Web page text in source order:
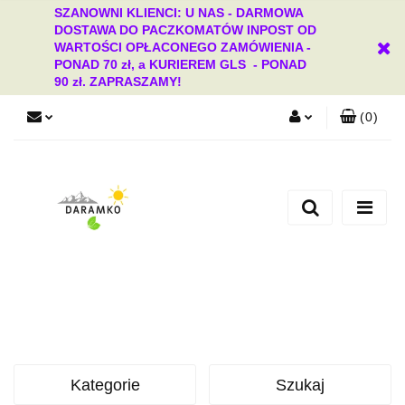
SZANOWNI KLIENCI: U NAS - DARMOWA
DOSTAWA DO PACZKOMATÓW INPOST OD
WARTOŚCI OPŁACONEGO ZAMÓWIENIA -
PONAD 70 zł, a KURIEREM GLS - PONAD
90 zł. ZAPRASZAMY!
Dodaj zgłoszenie
(0)
Kategorie Szukaj